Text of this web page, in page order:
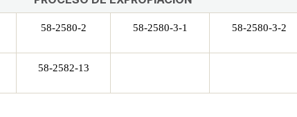
58-2580-2 58-2580-3-1 58-2580-3-2
58-2582-13